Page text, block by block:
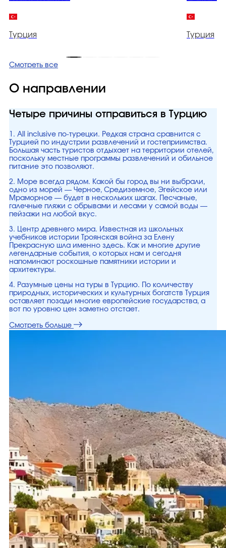
Турция Турция
Смотреть все
О направлении
Четыре причины отправиться в Турцию
1. All inclusive по-турецки. Редкая страна сравнится с
Турцией по индустрии развлечений и гостеприимства.
Большая часть туристов отдыхает на территории отелей,
поскольку местные программы развлечений и обильное
питание это позволяют.
2. Море всегда рядом. Какой бы город вы ни выбрали,
одно из морей — Черное, Средиземное, Эгейское или
Мраморное — будет в нескольких шагах. Песчаные,
галечные пляжи с обрывами и лесами у самой воды —
пейзажи на любой вкус.
3. Центр древнего мира. Известная из школьных
учебников истории Троянская война за Елену
Прекрасную шла именно здесь. Как и многие другие
легендарные события, о которых нам и сегодня
напоминают роскошные памятники истории и
архитектуры.
4. Разумные цены на туры в Турцию. По количеству
природных, исторических и культурных богатств Турция
оставляет позади многие европейские государства, а
вот по уровню цен заметно отстает.
Смотреть больше